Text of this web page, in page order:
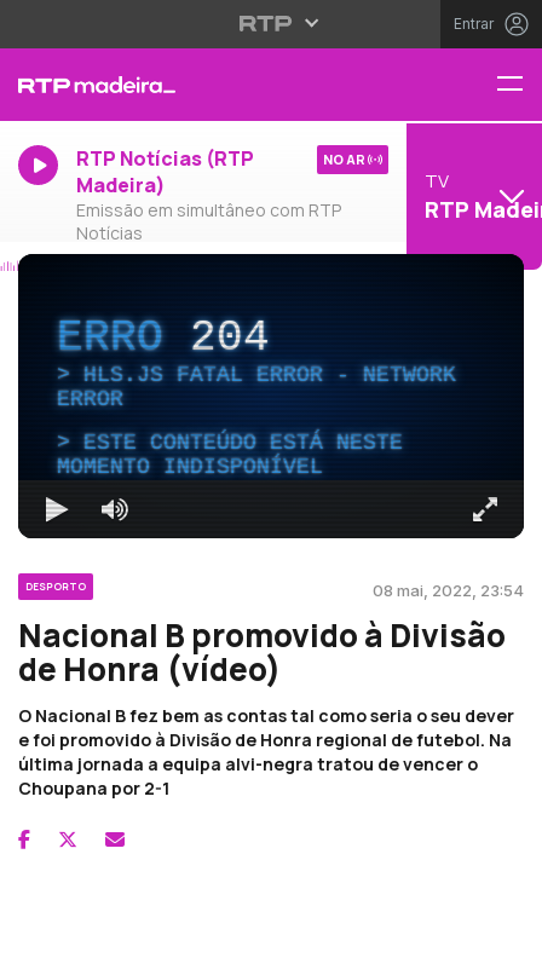
Entrar
RTP Notícias (RTP
Madeira)
Emissão em simultâneo com RTP
Notícias
NO AR
TV
RTP
ERRO204
HLS.JS FATAL ERROR - NETWORK
ERROR
ESTE CONTEÚDO ESTÁ NESTE
MOMENTO INDISPONÍVEL
DESPORTO 08 mai, 2022, 23:54
Nacional B promovido à Divisão
de Honra (vídeo)
O Nacional B fez bem as contas tal como seria o seu dever
e foi promovido à Divisão de Honra regional de futebol. Na
última jornada a equipa alvi-negra tratou de vencer o
Choupana por 2-1